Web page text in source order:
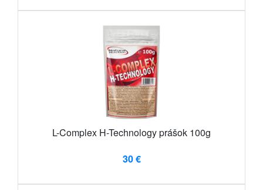
L-Complex H-Technology prášok 100g
30 €